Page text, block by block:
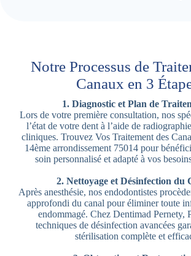
Notre Processus de
Canaux en 3
1. Diagnostic et Plan de
Lors de votre première consultation, nos
l’état de votre dent à l’aide de
cliniques. Trouvez Vos Traitement des
14ème arrondissement 75014 pour
soin personnalisé et adapté à vos
2. Nettoyage et Désinfection du
Après anesthésie, nos endodontistes
approfondi du canal pour éliminer toute
endommagé. Chez Dentimad Pernety,
techniques de désinfection avancées
stérilisation complète et